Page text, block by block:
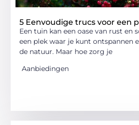
5 Eenvoudige trucs voor een
Een tuin kan een oase van rust en
een plek waar je kunt ontspannen
de natuur. Maar hoe zorg je
Aanbiedingen